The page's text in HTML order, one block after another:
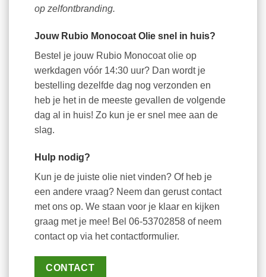
op zelfontbranding.
Jouw Rubio Monocoat Olie snel in huis?
Bestel je jouw Rubio Monocoat olie op
werkdagen vóór 14:30 uur? Dan wordt je
bestelling dezelfde dag nog verzonden en
heb je het in de meeste gevallen de volgende
dag al in huis! Zo kun je er snel mee aan de
slag.
Hulp nodig?
Kun je de juiste olie niet vinden? Of heb je
een andere vraag? Neem dan gerust contact
met ons op. We staan voor je klaar en kijken
graag met je mee! Bel 06-53702858 of neem
contact op via het contactformulier.
CONTACT